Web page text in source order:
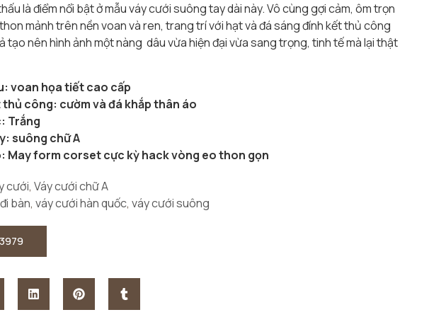
là điểm nổi bật ở mẫu váy cưới suông tay dài này. Vô cùng gợi cảm, ôm trọn
mảnh trên nền voan và ren, trang trí với hạt và đá sáng đính kết thủ công
tạo nên hình ảnh một nàng dâu vừa hiện đại vừa sang trọng, tinh tế mà lại thật
voan họa tiết cao cấp
công: cườm và đá khắp thân áo
Trắng
suông chữ A
May form corset cực kỳ hack vòng eo thon gọn
cưới, Váy cưới chữ A
bàn, váy cưới hàn quốc, váy cưới suông